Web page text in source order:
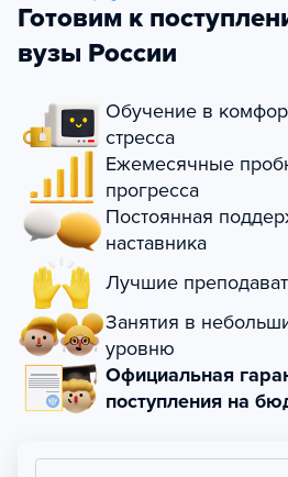
Готовим к
вузы России
Обучение в
стресса
Ежемесячные
прогресса
Постоянная
наставника
Лучшие
Занятия в
уровню
Официальная
поступления на